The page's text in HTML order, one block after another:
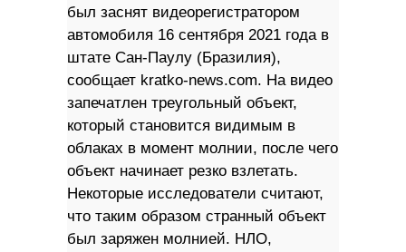
был заснят видеорегистратором
автомобиля 16 сентября 2021 года в
штате Сан-Паулу (Бразилия),
сообщает kratko-news.com. На видео
запечатлен треугольный объект,
который становится видимым в
облаках в момент молнии, после чего
объект начинает резко взлетать.
Некоторые исследователи считают,
что таким образом странный объект
был заряжен молнией. НЛО,